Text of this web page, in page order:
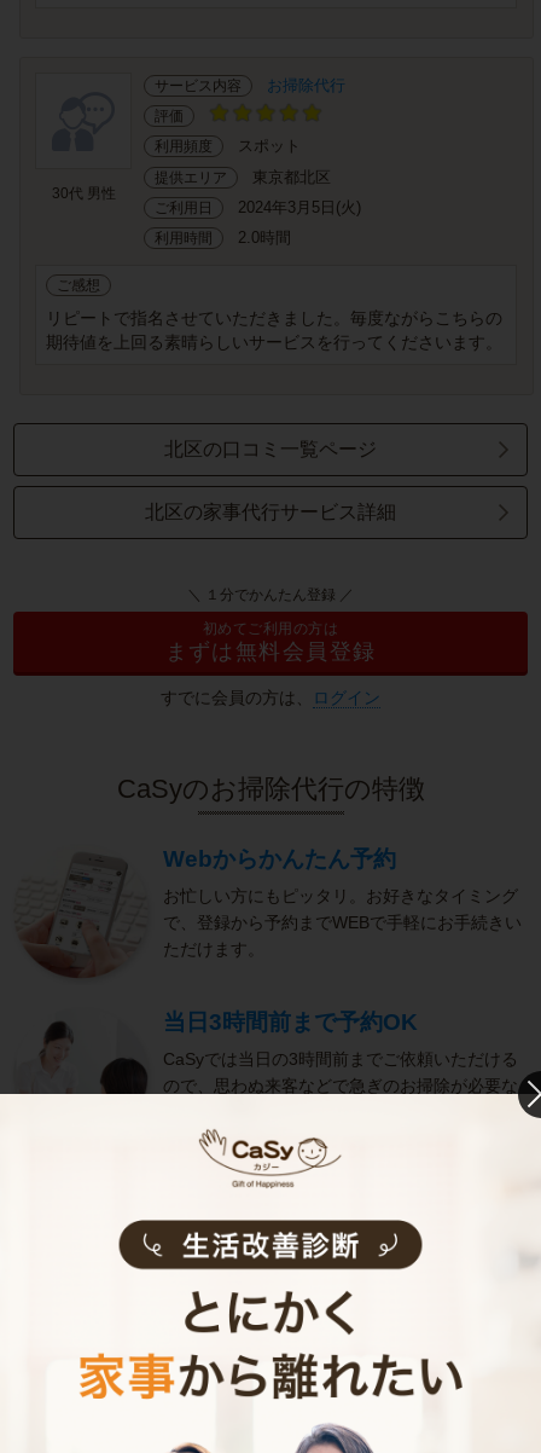
30代 男性
サービス内容 お掃除代行
評価
利用頻度
スポット
提供エリア 東京都北区
ご利用日 2024年3月5日(火)
利用時間 2.0時間
ご感想
リピートで指名させていただきました。毎度ながらこちらの
期待値を上回る素晴らしいサービスを行ってくださいます。
北区の口コミ一覧ページ
北区の家事代行サービス詳細
＼ １分でかんたん登録 ／
初めてご利用の方は
まずは無料会員登録
すでに会員の方は、 ログイン
CaSyのお掃除代行の特徴
Webからかんたん予約
お忙しい方にもピッタリ。お好きなタイミング
で、登録から予約までWEBで手軽にお手続きい
ただけます。
当日3時間前まで予約OK
CaSyでは当日の3時間前までご依頼いただける
ので、思わぬ来客などで急ぎのお掃除が必要な
きめ細やかなサービス
選考をクリアし、研修を修了したキャストがサ
ービスを実施。お客様のご要望に沿ったきめ細
やかなサービスで、健やかな生活をサポートし
ます。
お掃除代行のサービス内容
お掃除代行のサービス料金